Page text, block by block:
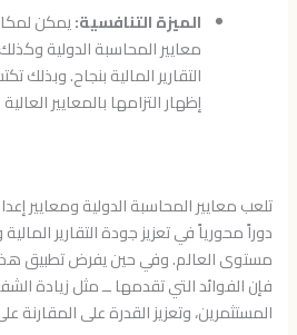
الميزة التنافسية:يمكن
معايير المحاسبة الدولية وكذلك
التقارير المالية بنجاح.
إظهار التزامها بالمعايير
تلعب معايير المحاسبة الدولية ومعايير
دوراً محورياً في تعزيز جودة التقارير
مستوى العالم. وفي حين يفرض تطبيق هذه
فإن الفوائد التي تقدمها ــ مثل زيادة
المستثمرين، وتعزيز القدرة على المقارنة